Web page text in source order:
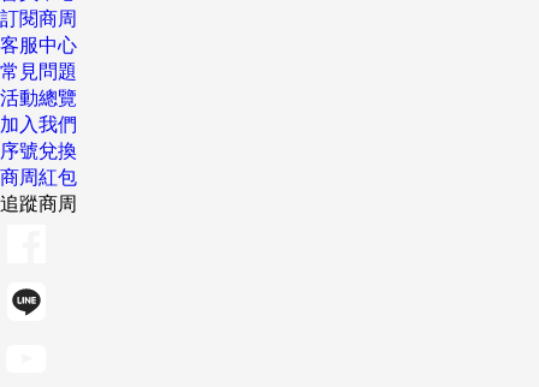
訂閱商周
客服中心
常見問題
活動總覽
加入我們
序號兌換
商周紅包
追蹤商周